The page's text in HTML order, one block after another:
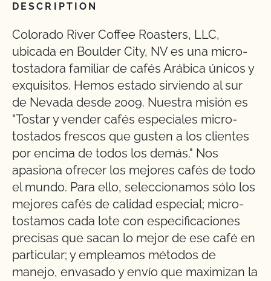
DESCRIPTION
Colorado River Coffee Roasters, LLC,
ubicada en Boulder City, NV es una micro-
tostadora familiar de cafés Arábica únicos y
exquisitos. Hemos estado sirviendo al sur
de Nevada desde 2009. Nuestra misión es
"Tostar y vender cafés especiales micro-
tostados frescos que gusten a los clientes
por encima de todos los demás." Nos
apasiona ofrecer los mejores cafés de todo
el mundo. Para ello, seleccionamos sólo los
mejores cafés de calidad especial; micro-
tostamos cada lote con especificaciones
precisas que sacan lo mejor de ese café en
particular; y empleamos métodos de
manejo, envasado y envío que maximizan la